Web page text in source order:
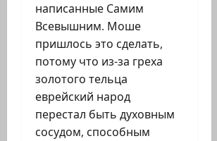
написанные Самим
Всевышним. Моше
пришлось это сделать,
потому что из-за греха
золотого тельца
еврейский народ
перестал быть духовным
сосудом, способным